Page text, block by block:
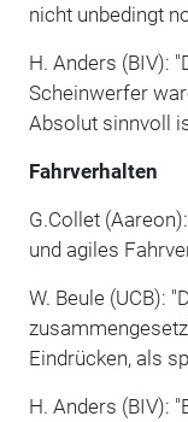
nicht unbedingt
H. Anders (BIV):
Scheinwerfer
Absolut sinnvoll
Fahrverhalten
G.Collet
und agiles
W. Beule (UCB):
Eindrücken, als
H. Anders (BIV):